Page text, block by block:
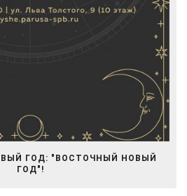
ГОД: "ВОСТОЧНЫЙ НОВЫЙ
ГОД"!